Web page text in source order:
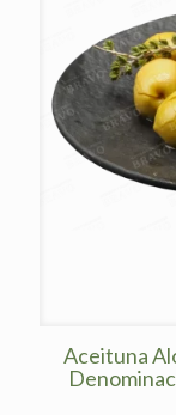
Aceituna